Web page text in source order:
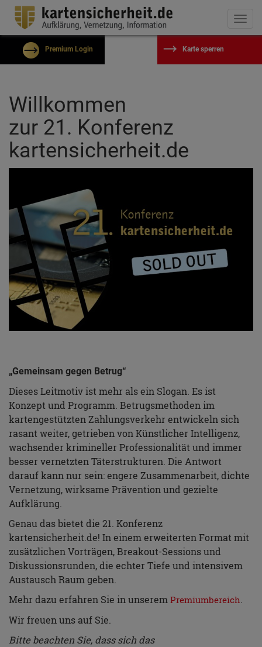
Premium Login
Eingeloggt bleiben?
Kostenlos registrieren
Einloggen
Karte sperren
Willkommen
zur 21. Konferenz
kartensicherheit.de
„Gemeinsam gegen Betrug“
Dieses Leitmotiv ist mehr als ein Slogan. Es ist
Konzept und Programm. Betrugsmethoden im
kartengestützten Zahlungsverkehr entwickeln sich
rasant weiter, getrieben von Künstlicher Intelligenz,
wachsender krimineller Professionalität und immer
besser vernetzten Täterstrukturen. Die Antwort
darauf kann nur sein: engere Zusammenarbeit, dichte
Vernetzung, wirksame Prävention und gezielte
Aufklärung.
Genau das bietet die 21. Konferenz
kartensicherheit.de! In einem erweiterten Format mit
zusätzlichen Vorträgen, Breakout-Sessions und
Diskussionsrunden, die echter Tiefe und intensivem
Austausch Raum geben.
Mehr dazu erfahren Sie in unserem Premiumbereich
Wir freuen uns auf Sie.
Bitte beachten Sie, dass sich das